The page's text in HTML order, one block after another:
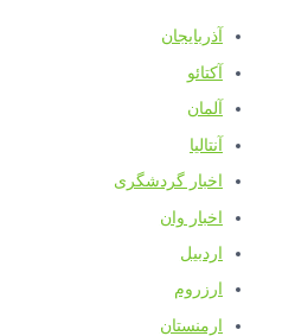
آذربایجان
آکتائو
آلمان
آنتالیا
اخبار گردشگری
اخبار وان
اردبیل
ارزروم
ارمنستان